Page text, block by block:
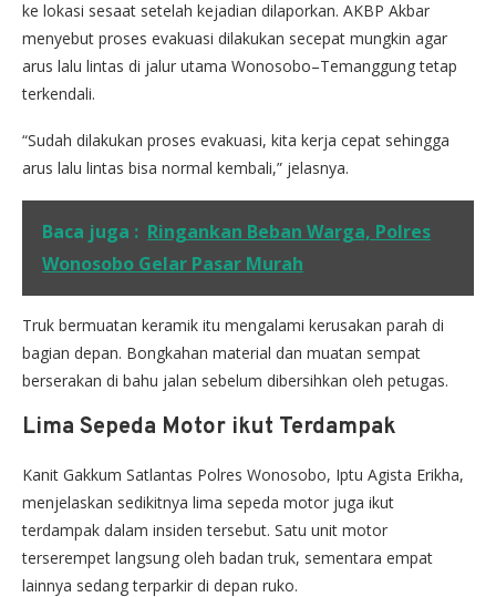
ke lokasi sesaat setelah kejadian dilaporkan. AKBP Akbar
menyebut proses evakuasi dilakukan secepat mungkin agar
arus lalu lintas di jalur utama Wonosobo–Temanggung tetap
terkendali.
“Sudah dilakukan proses evakuasi, kita kerja cepat sehingga
arus lalu lintas bisa normal kembali,” jelasnya.
Baca juga : Ringankan Beban Warga, Polres
Wonosobo Gelar Pasar Murah
Truk bermuatan keramik itu mengalami kerusakan parah di
bagian depan. Bongkahan material dan muatan sempat
berserakan di bahu jalan sebelum dibersihkan oleh petugas.
Lima Sepeda Motor ikut Terdampak
Kanit Gakkum Satlantas Polres Wonosobo, Iptu Agista Erikha,
menjelaskan sedikitnya lima sepeda motor juga ikut
terdampak dalam insiden tersebut. Satu unit motor
terserempet langsung oleh badan truk, sementara empat
lainnya sedang terparkir di depan ruko.